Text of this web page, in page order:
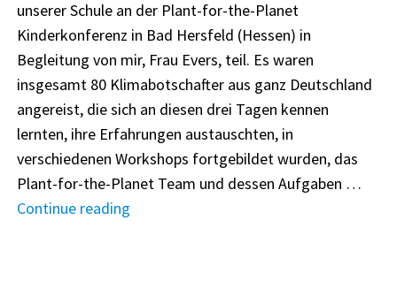
unserer Schule an der Plant-for-the-Planet
Kinderkonferenz in Bad Hersfeld (Hessen) in
Begleitung von mir, Frau Evers, teil. Es waren
insgesamt 80 Klimabotschafter aus ganz Deutschland
angereist, die sich an diesen drei Tagen kennen
lernten, ihre Erfahrungen austauschten, in
verschiedenen Workshops fortgebildet wurden, das
Plant-for-the-Planet Team und dessen Aufgaben …
Continue reading